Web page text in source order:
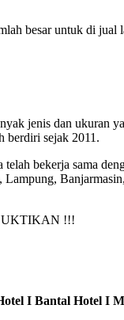
besar untuk di
jenis dan ukuran
berdiri sejak 2011.
bekerja sama
!!!
I Bantal Hotel I